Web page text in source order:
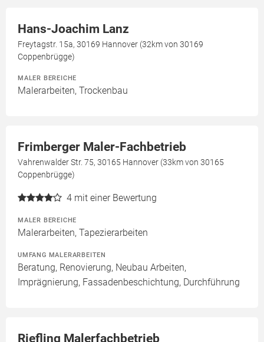
Hans-Joachim Lanz
Freytagstr. 15a, 30169 Hannover (32km von 30169
Coppenbrügge)
MALER BEREICHE
Malerarbeiten, Trockenbau
Frimberger Maler-Fachbetrieb
Vahrenwalder Str. 75, 30165 Hannover (33km von 30165
Coppenbrügge)
4 mit einer Bewertung
MALER BEREICHE
Malerarbeiten, Tapezierarbeiten
UMFANG MALERARBEITEN
Beratung, Renovierung, Neubau Arbeiten,
Imprägnierung, Fassadenbeschichtung, Durchführung
Riefling Malerfachbetrieb